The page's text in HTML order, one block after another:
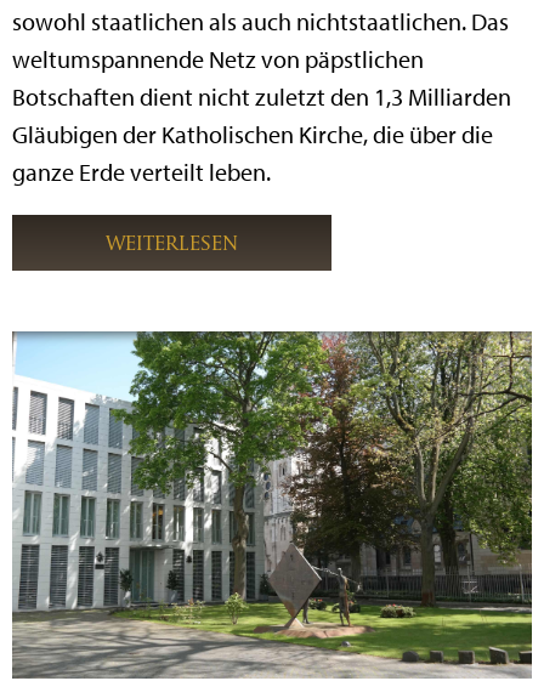
sowohl staatlichen als auch nichtstaatlichen. Das
weltumspannende Netz von päpstlichen
Botschaften dient nicht zuletzt den 1,3 Milliarden
Gläubigen der Katholischen Kirche, die über die
ganze Erde verteilt leben.
WEITERLESEN